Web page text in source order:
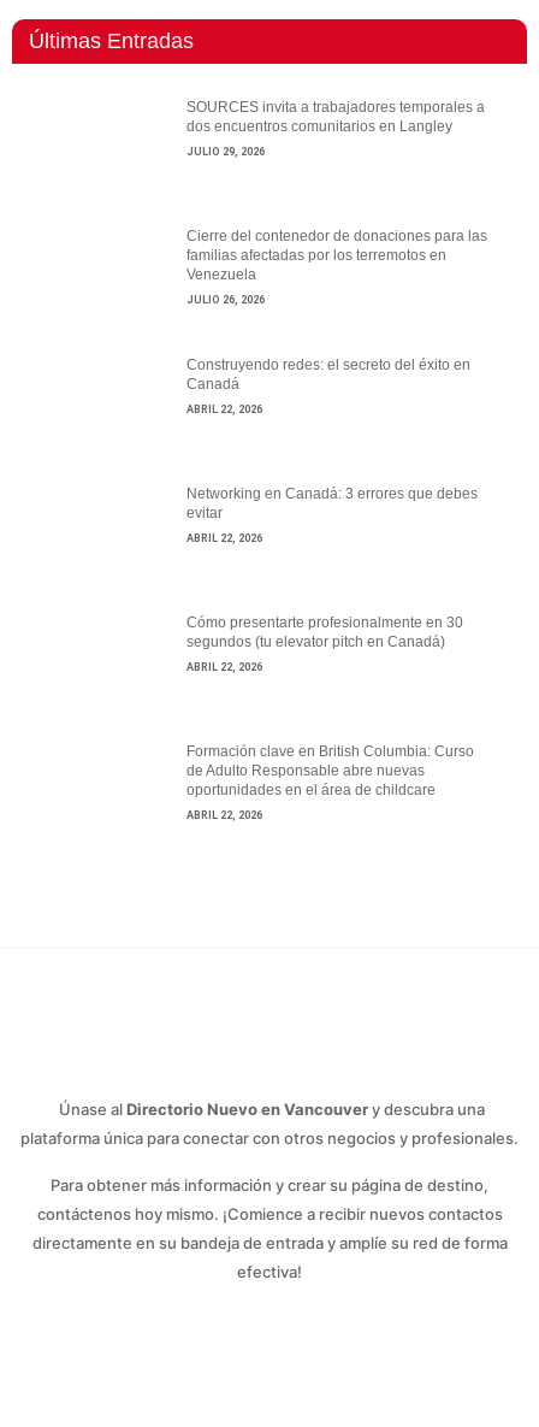
Últimas Entradas
SOURCES invita a trabajadores temporales a
dos encuentros comunitarios en Langley
JULIO 29, 2026
Cierre del contenedor de donaciones para las
familias afectadas por los terremotos en
Venezuela
JULIO 26, 2026
Construyendo redes: el secreto del éxito en
Canadá
ABRIL 22, 2026
Networking en Canadá: 3 errores que debes
evitar
ABRIL 22, 2026
Cómo presentarte profesionalmente en 30
segundos (tu elevator pitch en Canadá)
ABRIL 22, 2026
Formación clave en British Columbia: Curso
de Adulto Responsable abre nuevas
oportunidades en el área de childcare
ABRIL 22, 2026
Únase alDirectorio Nuevo en Vancouvery descubra una
plataforma única para conectar con otros negocios y profesionales.
Para obtener más información y crear su página de destino,
contáctenos hoy mismo. ¡Comience a recibir nuevos contactos
directamente en su bandeja de entrada y amplíe su red de forma
efectiva!